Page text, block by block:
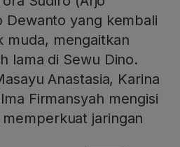
Dewanto yang kembali
muda, mengaitkan
lama di Sewu Dino.
Anastasia, Karina
Firmansyah mengisi
jaringan